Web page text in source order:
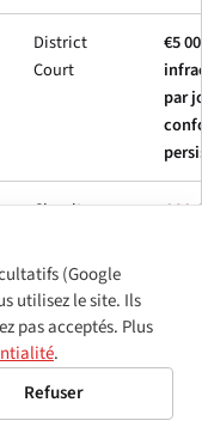
District
Court
€5
par
Circuit
€60
des
€15
(Google
utilisez le site. Ils
pas acceptés. Plus
.
Refuser